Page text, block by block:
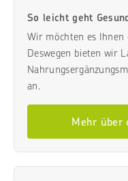
So leicht geht
Wir möchten es Ihnen
Deswegen bieten wir
an.
Mehr über